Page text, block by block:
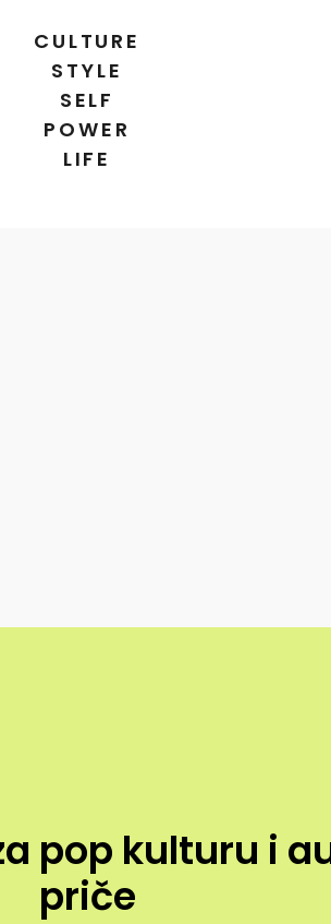
CULTURE
STYLE
SELF
POWER
LIFE
pop kulturu i
priče